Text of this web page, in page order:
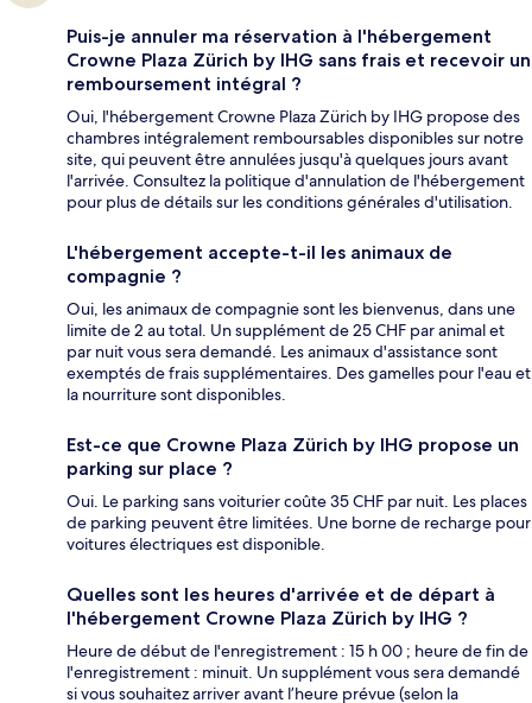
Puis-je annuler ma réservation à l'hébergement
Crowne Plaza Zürich by IHG sans frais et recevoir un
remboursement intégral ?
Oui, l'hébergement Crowne Plaza Zürich by IHG propose des
chambres intégralement remboursables disponibles sur notre
site, qui peuvent être annulées jusqu'à quelques jours avant
l'arrivée. Consultez la politique d'annulation de l'hébergement
pour plus de détails sur les conditions générales d'utilisation.
L'hébergement accepte-t-il les animaux de
compagnie ?
Oui, les animaux de compagnie sont les bienvenus, dans une
limite de 2 au total. Un supplément de 25 CHF par animal et
par nuit vous sera demandé. Les animaux d'assistance sont
exemptés de frais supplémentaires. Des gamelles pour l'eau et
la nourriture sont disponibles.
Est-ce que Crowne Plaza Zürich by IHG propose un
parking sur place ?
Oui. Le parking sans voiturier coûte 35 CHF par nuit. Les places
de parking peuvent être limitées. Une borne de recharge pour
voitures électriques est disponible.
Quelles sont les heures d'arrivée et de départ à
l'hébergement Crowne Plaza Zürich by IHG ?
Heure de début de l'enregistrement : 15 h 00 ; heure de fin de
l'enregistrement : minuit. Un supplément vous sera demandé
si vous souhaitez arriver avant l’heure prévue (selon la